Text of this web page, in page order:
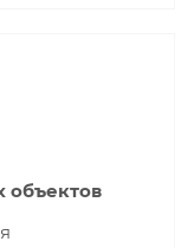
объектов